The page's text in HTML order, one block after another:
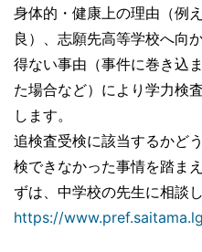
身体的・健康上の理由（例
良）、志願先高等学校へ向
得ない事由（事件に巻き込
た場合など）により学力検
します。
追検査受検に該当するかど
検できなかった事情を踏ま
ずは、中学校の先生に相談
https://